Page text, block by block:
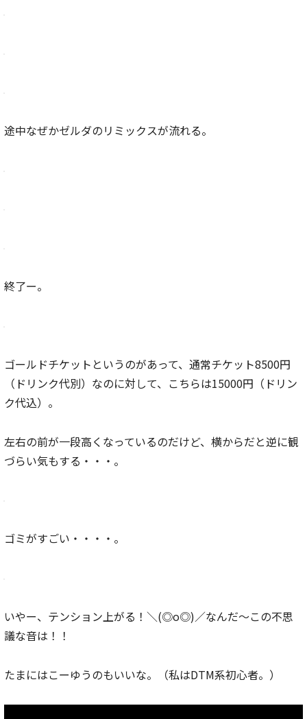
途中なぜかゼルダのリミックスが流れる。
終了ー。
ゴールドチケットというのがあって、通常チケット8500円
（ドリンク代別）なのに対して、こちらは15000円（ドリン
ク代込）。
左右の前が一段高くなっているのだけど、横からだと逆に観
づらい気もする・・・。
ゴミがすごい・・・・。
いやー、テンション上がる！＼(◎o◎)／なんだ～この不思
議な音は！！
たまにはこーゆうのもいいな。（私はDTM系初心者。）